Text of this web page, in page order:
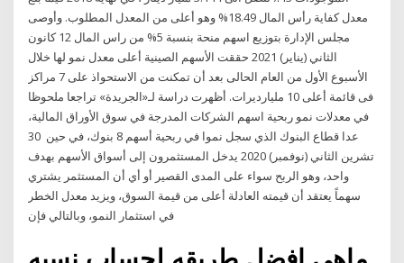
معدل كفاية رأس المال 18.49% وهو أعلى من المعدل المطلوب. وأوصى
مجلس الإدارة بتوزيع اسهم منحة بنسبة 5% من راس المال 12 كانون
الثاني (يناير) 2021 حققت الأسهم الصينية أعلى معدل نمو لها خلال
الأسبوع الأول من العام الحالى بعد أن تمكنت من الاستحواذ على 7 مراكز
فى قائمة أعلى 10 مليارديرات. أظهرت دراسة لـ«الجريدة» تراجعا ملحوظا
في معدلات نمو ربحية اسهم الشركات المدرجة في سوق الأوراق المالية،
عدا قطاع البنوك الذي سجل نموا في ربحية أسهم 8 بنوك، في حين 30
تشرين الثاني (نوفمبر) 2020 يدخل المستثمرون إلى أسواق الأسهم بهدف
واحد، وهو الربح سواء على المدى القصير أو أي أن المستثمر يشتري
سهماً يعتقد أن قيمته العادلة أعلى من قيمة السوق، ويزيد معدل الخطر
في استثمار النمو، وبالتالي فإن